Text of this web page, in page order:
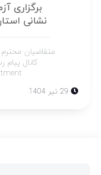
برگزاری
نشانی
متقاضیان محترم
کانال پیام
29 تیر 1404